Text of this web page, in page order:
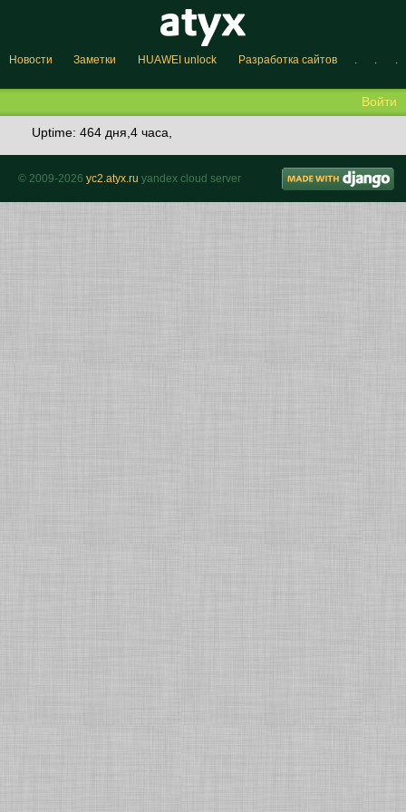
Новости Заметки HUAWEI unlock Разработка сайтов . . .
Войти
Uptime: 464 дня,4 часа,
© 2009-2026 yc2.atyx.ru yandex cloud server